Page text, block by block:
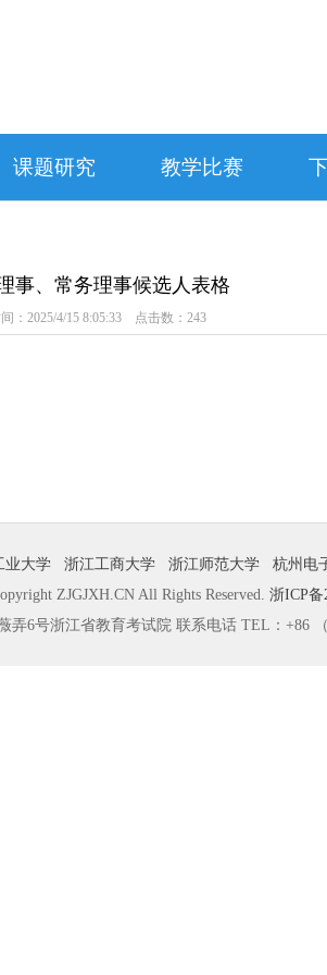
课题研究 教学比赛
事、常务理事候选人表格
：2025/4/15 8:05:33 点击数： 243
业大学 浙江工商大学 浙江师范大学
杭州电
ZJGJXH.CN All Rights Reserved. 浙ICP备
6号浙江省教育考试院 联系电话 TEL：+86 （